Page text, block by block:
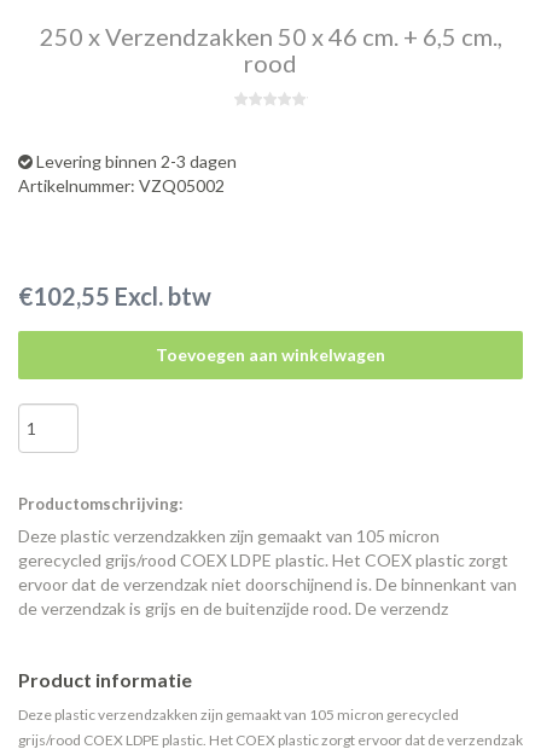
250 x Verzendzakken 50 x 46 cm. + 6,5 cm.,
rood
Levering binnen 2-3 dagen
Artikelnummer: VZQ05002
€102,55 Excl. btw
Toevoegen aan winkelwagen
Productomschrijving:
Deze plastic verzendzakken zijn gemaakt van 105 micron
gerecycled grijs/rood COEX LDPE plastic. Het COEX plastic zorgt
ervoor dat de verzendzak niet doorschijnend is. De binnenkant van
de verzendzak is grijs en de buitenzijde rood. De verzendz
Product informatie
Deze plastic verzendzakken zijn gemaakt van 105 micron gerecycled
grijs/rood COEX LDPE plastic. Het COEX plastic zorgt ervoor dat de verzendzak